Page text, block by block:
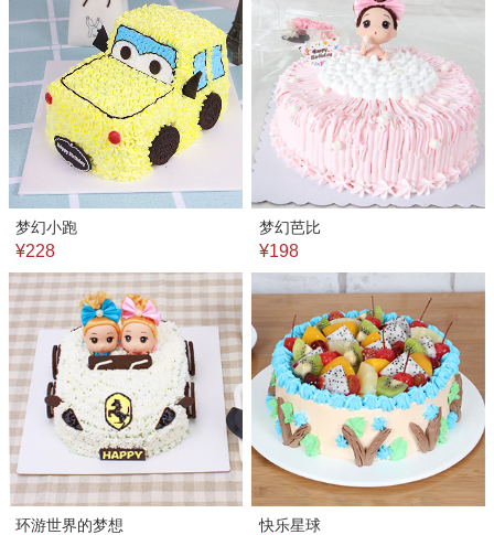
梦幻小跑
¥228
梦幻芭比
¥198
环游世界的梦想 快乐星球